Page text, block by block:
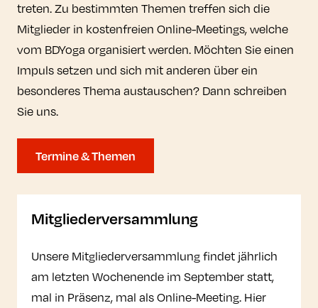
treten. Zu bestimmten Themen treffen sich die
Mitglieder in kostenfreien Online-Meetings, welche
vom BDYoga organisiert werden. Möchten Sie einen
Impuls setzen und sich mit anderen über ein
besonderes Thema austauschen? Dann schreiben
Sie uns.
Termine & Themen
Mitgliederversammlung
Unsere Mitgliederversammlung findet jährlich
am letzten Wochenende im September statt,
mal in Präsenz, mal als Online-Meeting. Hier